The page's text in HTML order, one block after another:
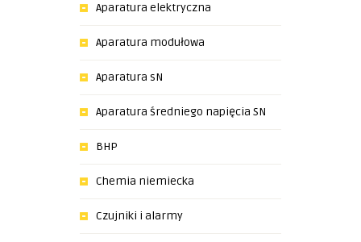
Aparatura elektryczna
Aparatura modułowa
Aparatura sN
Aparatura średniego napięcia SN
BHP
Chemia niemiecka
Czujniki i alarmy